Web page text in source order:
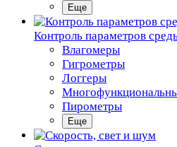
Еще
Контроль параметров
Влагомеры
Гигрометры
Логгеры
Пирометры
Еще